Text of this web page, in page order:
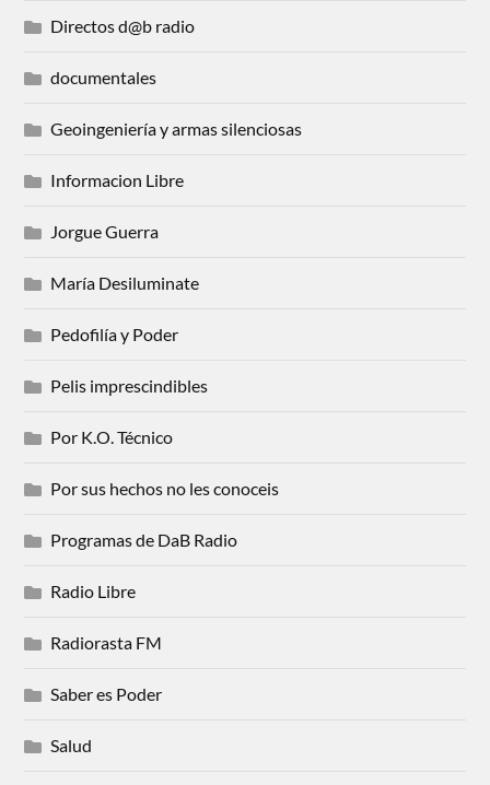
Directos d@b radio
documentales
Geoingeniería y armas silenciosas
Informacion Libre
Jorgue Guerra
María Desiluminate
Pedofilía y Poder
Pelis imprescindibles
Por K.O. Técnico
Por sus hechos no les conoceis
Programas de DaB Radio
Radio Libre
Radiorasta FM
Saber es Poder
Salud